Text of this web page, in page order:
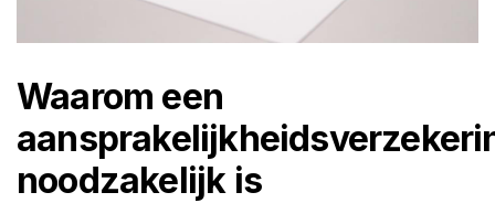
Waarom een
noodzakelijk is